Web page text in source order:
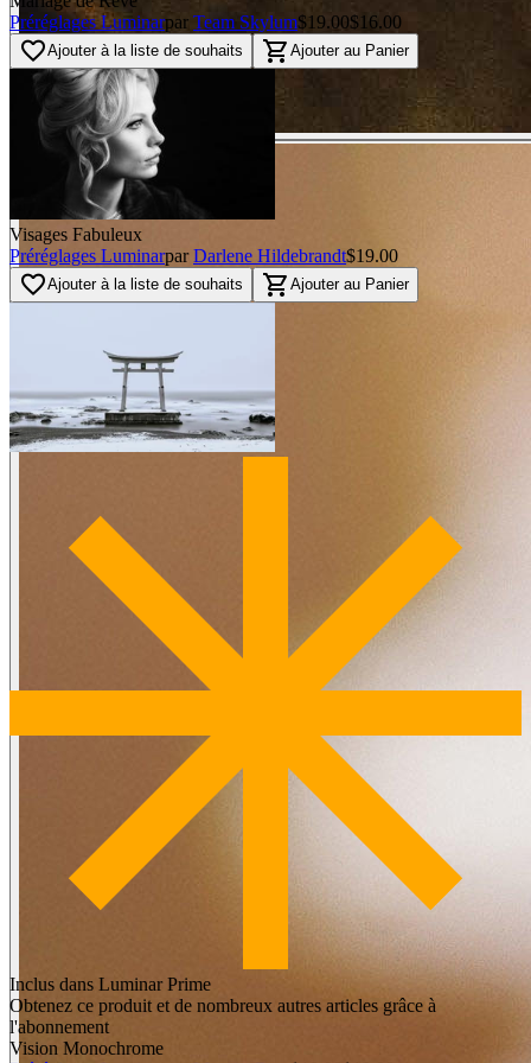
Préréglages Luminarpar Team Skylum$19.00$16.00
favorite_borderAjouter à la liste de souhaits shopping_cart Ajouter au Panier
Visages Fabuleux
Préréglages Luminarpar Darlene Hildebrandt$19.00
favorite_borderAjouter à la liste de souhaits shopping_cart Ajouter au Panier
Inclus dans Luminar Prime
Obtenez ce produit et de nombreux autres articles grâce à
l'abonnement
Vision Monochrome